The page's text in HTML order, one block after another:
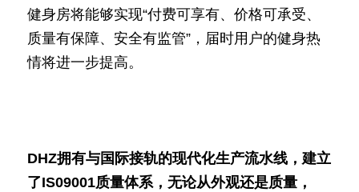
健身房将能够实现“付费可享有、价格可承受、
质量有保障、安全有监管”，届时用户的健身热
情将进一步提高。
DHZ拥有与国际接轨的现代化生产流水线，建立
了IS09001质量体系，无论从外观还是质量，